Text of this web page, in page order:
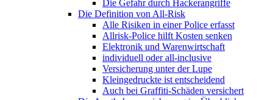
Die Gefahr durch Hackerangriffe
Die Definition von All-Risk
Alle Risiken in einer Police erfasst
Allrisk-Police hilft Kosten senken
Elektronik und Warenwirtschaft
individuell oder all-inclusive
Versicherung unter der Lupe
Kleingedruckte ist entscheidend
Auch bei Graffiti-Schäden versichert